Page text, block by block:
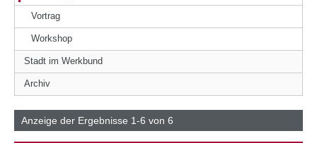
Vortrag
Workshop
Stadt im Werkbund
Archiv
Anzeige der Ergebnisse 1-6 von 6